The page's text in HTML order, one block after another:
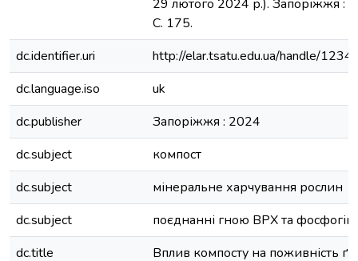
29 лютого 2024 р.). Запоріжжя :
С. 175.
dc.identifier.uri
http://elar.tsatu.edu.ua/handle/
dc.language.iso
uk
dc.publisher
Запоріжжя : 2024
dc.subject
компост
dc.subject
мінеральне харчування рослин
dc.subject
поєднанні гною ВРХ та
dc.title
Вплив компосту на поживність